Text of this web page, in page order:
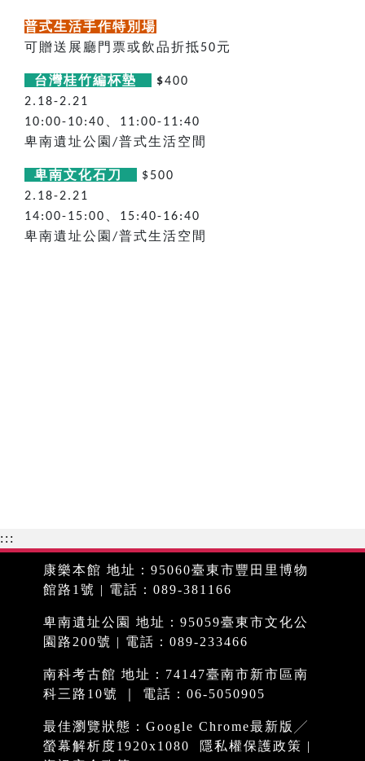
普式生活手作特別場
可贈送展廳門票或飲品折抵50元
台灣桂竹編杯墊 $400
2.18-2.21
10:00-10:40
11:00-11:40
卑南遺址公園 /普式生活空間
卑南文化石刀
$500
2.18-2.21
14:00-15:00
15:40-16:40
卑南遺址公園 /普式生活空間
:::
康樂本館 地址：95060臺東市豐田里博物
館路1號 | 電話：089-381166
卑南遺址公園 地址：95059臺東市文化公
園路200號 | 電話：089-233466
南科考古館 地址：74147臺南市新市區南
科三路10號 ｜ 電話：06-5050905
最佳瀏覽狀態：Google Chrome最新版╱
螢幕解析度1920x1080
隱私權保護政策 |